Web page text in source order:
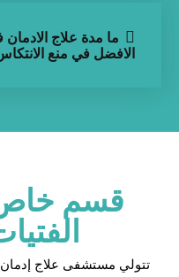
ما مدة علاج
الافضل في منع
قسم خاص
تتولي مستشفى علاج